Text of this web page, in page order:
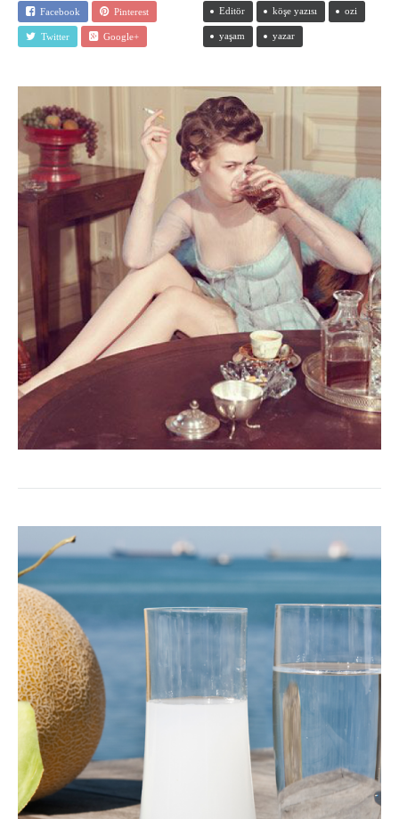
Facebook Pinterest
Twitter Google+
Editör köşe yazısı ozi
yaşam yazar